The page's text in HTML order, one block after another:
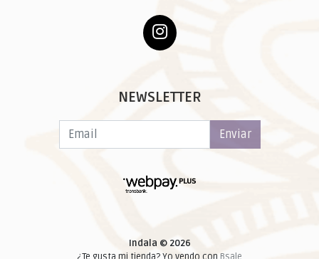
NEWSLETTER
Enviar
Indala © 2026
¿Te gusta mi tienda? Yo vendo con Bsale